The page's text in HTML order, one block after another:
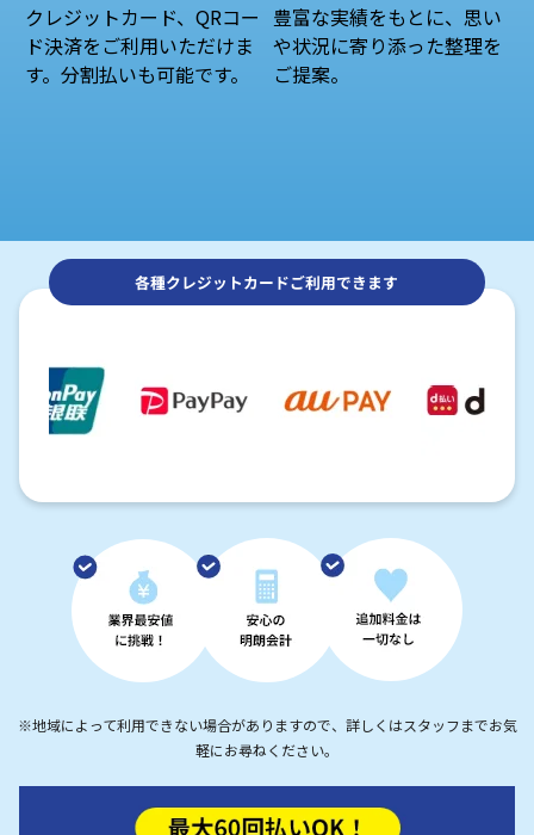
クレジットカード、QRコー
ド決済をご利用いただけま
す。分割払いも可能です。
豊富な実績をもとに、思い
や状況に寄り添った整理を
ご提案。
各種クレジットカードご利用できます
※地域によって利用できない場合がありますので、詳しくはスタッフまでお気
軽にお尋ねください。